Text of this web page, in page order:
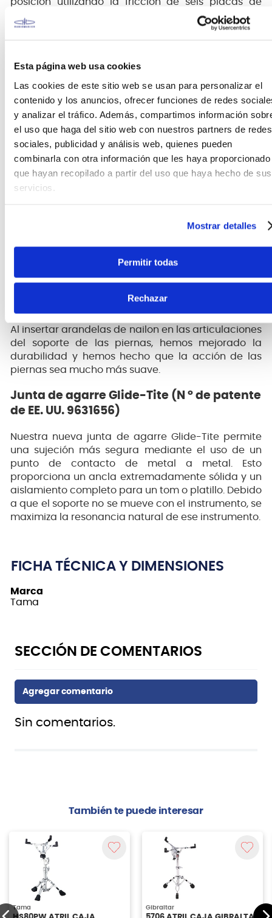
Esta página web usa cookies
Las cookies de este sitio web se usan para personalizar el
contenido y los anuncios, ofrecer funciones de redes
y analizar el tráfico. Además, compartimos información
el uso que haga del sitio web con nuestros partners de redes
sociales, publicidad y análisis web, quienes pueden
combinarla con otra información que les haya proporcionado
que hayan recopilado a partir del uso que haya hecho de sus
servicios.
Mostrar detalles
Permitir todas
Rechazar
disco de metal lisas en lugar de los engranajes
dentados tradicionales, por lo que puede ajustarlo
basculante de engranajes convencional.
Garra de escape
¿Puede montar este Hoop Grip en aros de varias
formas ajustando la posición de la garra en el lado
superior? simplemente afloje el perno de cabeza
hueca hexagonal y deslice la garra para ajustar.
Cesta giratoria
asimétricamente permiten sostener un tambor de 8
independientemente del soporte, puede colocar el
colador en cualquier posición que necesite.
Arandelas de nailon
Al insertar arandelas de nailon en las articulaciones
del soporte de las piernas, hemos mejorado la
durabilidad y hemos hecho que la acción de las
piernas sea mucho más suave.
Junta de agarre Glide-Tite (N ° de patente
de EE. UU. 9631656)
Nuestra nueva junta de agarre Glide-Tite permite
una sujeción más segura mediante el uso de un
punto de contacto de metal a metal. Esto
proporciona un ancla extremadamente sólida y un
aislamiento completo para un tom o platillo. Debido
a que el soporte no se mueve con el instrumento, se
maximiza la resonancia natural de ese instrumento.
FICHA TÉCNICA Y DIMENSIONES
Marca
Tama
Sin comentarios.
También te puede interesar
Tama Gibraltar